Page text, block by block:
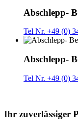
Abschlepp-
Tel Nr. +49 (0)
Abschlepp-
Tel Nr. +49 (0)
Ihr zuverlässiger